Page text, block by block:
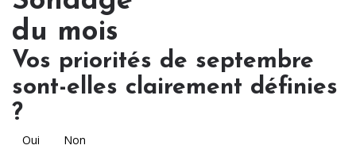
du mois
Vos priorités de septembre
sont-elles clairement définies
?
Oui Non